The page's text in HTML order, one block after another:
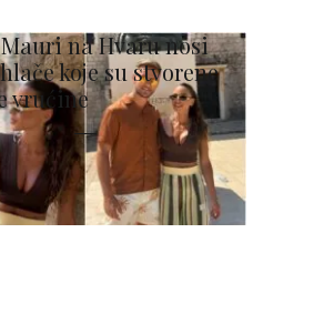
na Hvaru nosi
koje su stvorene
vrućine